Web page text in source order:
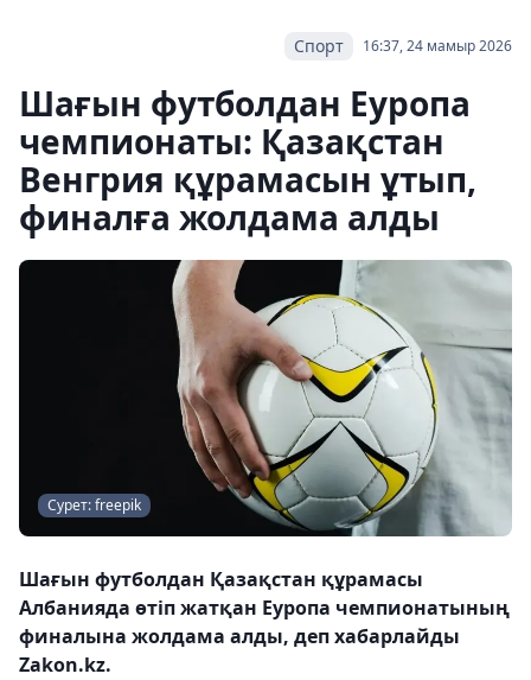
16:37, 24 мамыр 2026
Спорт
Шағын футболдан Еуропа
чемпионаты: Қазақстан
Венгрия құрамасын ұтып,
финалға жолдама алды
Сурет: freepik
Шағын футболдан Қазақстан құрамасы
Албанияда өтіп жатқан Еуропа чемпионатының
финалына жолдама алды, деп хабарлайды
Zakon.kz.